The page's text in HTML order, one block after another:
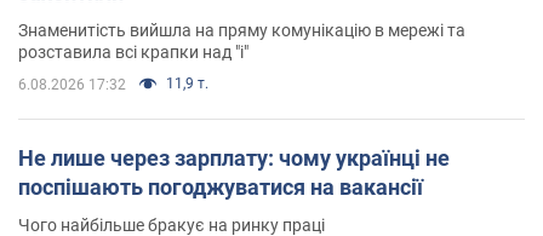
Знаменитість вийшла на пряму комунікацію в мережі та
розставила всі крапки над "і"
6.08.2026 17:32 11,9 т.
Не лише через зарплату: чому українці не
поспішають погоджуватися на вакансії
Чого найбільше бракує на ринку праці